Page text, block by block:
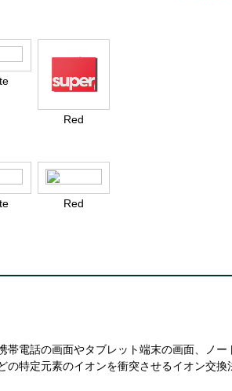
Red
Red
電話の画面やタブレット端末の画面、ノ
特定元素のイオンを衝突させるイオン交